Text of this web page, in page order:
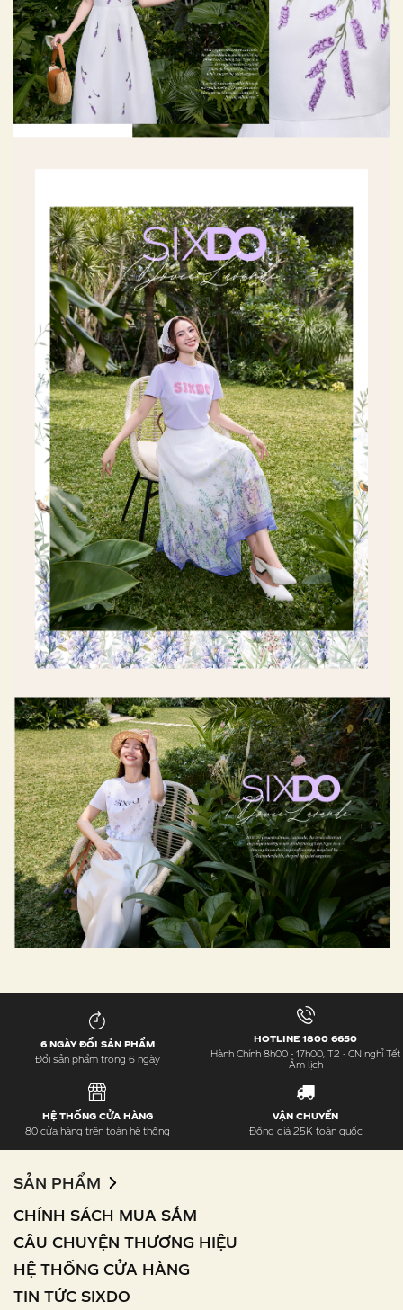
6 NGÀY ĐỔI SẢN PHẨM
Đổi sản phẩm trong 6 ngày
HOTLINE 1800 6650
Hành Chính 8h00 - 17h00, T2 - CN nghỉ Tết
Âm lịch
HỆ THỐNG CỬA HÀNG
80 cửa hàng trên toàn hệ thống
VẬN CHUYỂN
Đồng giá 25K toàn quốc
SẢN PHẨM
CHÍNH SÁCH MUA SẮM
CÂU CHUYỆN THƯƠNG HIỆU
HỆ THỐNG CỬA HÀNG
TIN TỨC SIXDO